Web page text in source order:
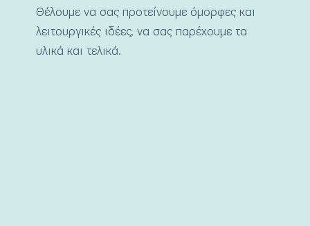
Θέλουμε να σας προτείνουμε όμορφες και
λειτουργικές ιδέες, να σας παρέχουμε τα
υλικά και τελικά.